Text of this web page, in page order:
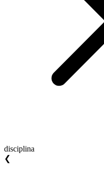
disciplina
❮